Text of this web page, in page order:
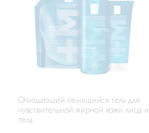
Очищающий пенящийся гель для
чувствительной жирной кожи лица и
тела